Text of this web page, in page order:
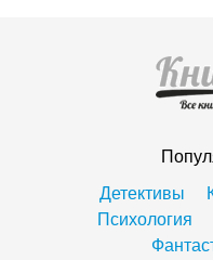
Детективы
Психология